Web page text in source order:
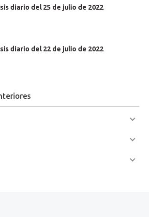
del Buba Aleman.
diario del 25 de julio de 2022
diario del 22 de julio de 2022